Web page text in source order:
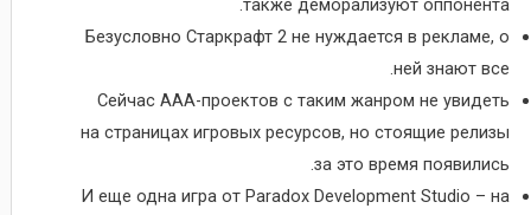
также деморализуют оппонента.
Безусловно Старкрафт 2 не нуждается в рекламе, о
ней знают все.
Сейчас AAA-проектов с таким жанром не увидеть
на страницах игровых ресурсов, но стоящие релизы
за это время появились.
И еще одна игра от Paradox Development Studio – на